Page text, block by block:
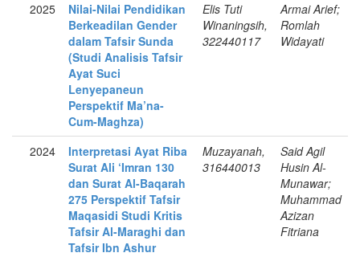
2025
Nilai-Nilai Pendidikan
Berkeadilan Gender
dalam Tafsir Sunda
(Studi Analisis Tafsir
Ayat Suci
Lenyepaneun
Perspektif Ma’na-
Cum-Maghza)
Elis Tuti
Winaningsih,
322440117
Armai Arief;
Romlah
Widayati
2024
Interpretasi Ayat Riba
Surat Ali ‘Imran 130
dan Surat Al-Baqarah
275 Perspektif Tafsir
Maqasidi Studi Kritis
Tafsir Al-Maraghi dan
Tafsir Ibn Ashur
Muzayanah,
316440013
Said Agil
Husin Al-
Munawar;
Muhammad
Azizan
Fitriana